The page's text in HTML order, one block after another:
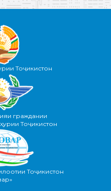
Тоҷикистон
граждании
Тоҷикистон
Тоҷикистон